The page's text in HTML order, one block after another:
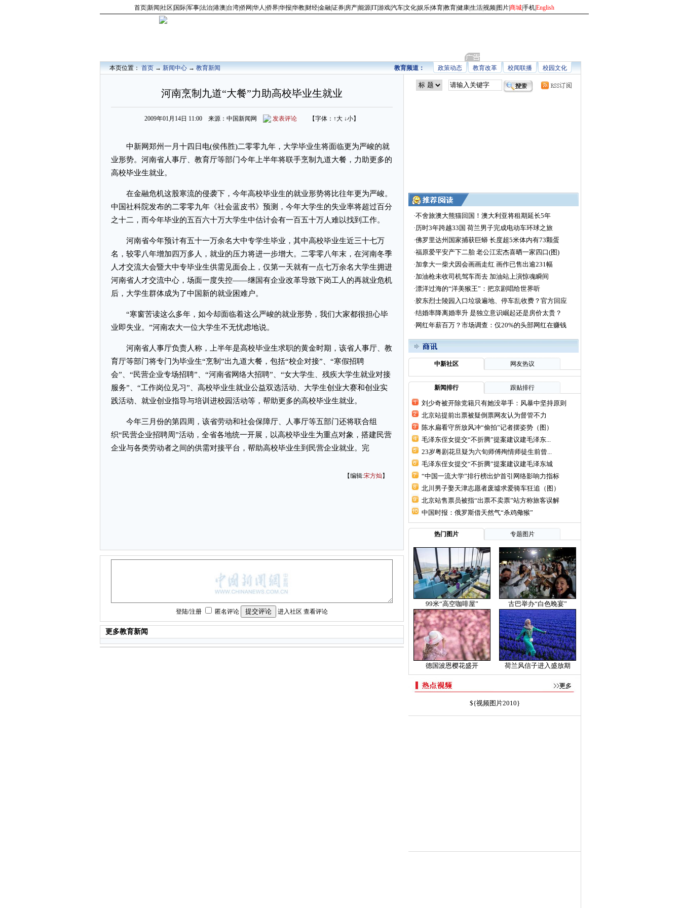
首页新闻 社区 国际军事法治港澳 台湾侨网 华人 侨界华报 华教 财经金融证券 房产能源IT|游戏汽车文化娱乐体育教育健康生活视频 图片商城手机English
本页位置：首页→新闻中心→教育新闻 校园文化
校闻联播
教育改革
政策动态
教育频道：
河南烹制九道“大餐”力助高校毕业生就业
2009年01月14日 11:00 来源：中国新闻网 发表评论 【字体： ↑大 ↓小】
中新网郑州一月十四日电(侯伟胜)二零零九年，大学毕业生将面临更为严峻的就
业形势。河南省人事厅、教育厅等部门今年上半年将联手烹制九道大餐，力助更多的
高校毕业生就业。
在金融危机这股寒流的侵袭下，今年高校毕业生的就业形势将比往年更为严峻。
中国社科院发布的二零零九年《社会蓝皮书》预测，今年大学生的失业率将超过百分
之十二，而今年毕业的五百六十万大学生中估计会有一百五十万人难以找到工作。
河南省今年预计有五十一万余名大中专学生毕业，其中高校毕业生近三十七万
名，较零八年增加四万多人，就业的压力将进一步增大。二零零八年末，在河南冬季
人才交流大会暨大中专毕业生供需见面会上，仅第一天就有一点七万余名大学生拥进
河南省人才交流中心，场面一度失控——继国有企业改革导致下岗工人的再就业危机
后，大学生群体成为了中国新的就业困难户。
“寒窗苦读这么多年，如今却面临着这么严峻的就业形势，我们大家都很担心毕
业即失业。”河南农大一位大学生不无忧虑地说。
河南省人事厅负责人称，上半年是高校毕业生求职的黄金时期，该省人事厅、教
育厅等部门将专门为毕业生“烹制”出九道大餐，包括“校企对接”、“寒假招聘
会”、“民营企业专场招聘”、“河南省网络大招聘”、“女大学生、残疾大学生就业对接
服务”、“工作岗位见习”、高校毕业生就业公益双选活动、大学生创业大赛和创业实
践活动、就业创业指导与培训进校园活动等，帮助更多的高校毕业生就业。
今年三月份的第四周，该省劳动和社会保障厅、人事厅等五部门还将联合组
织“民营企业招聘周”活动，全省各地统一开展，以高校毕业生为重点对象，搭建民营
企业与各类劳动者之间的供需对接平台，帮助高校毕业生到民营企业就业。完
【编辑:宋方灿 】
登陆/注册 匿名评论 进入社区 查看评论
更多教育新闻
·不舍旅澳大熊猫回国！澳大利亚将租期延长5年
·历时3年跨越33国 荷兰男子完成电动车环球之旅
·佛罗里达州国家捕获巨蟒 长度超5米体内有73颗蛋
·福原爱平安产下二胎 老公江宏杰喜晒一家四口(图)
·加拿大一柴犬因会画画走红 画作已售出逾231幅
·加油枪未收司机驾车而去 加油站上演惊魂瞬间
·漂洋过海的“洋美猴王”：把京剧唱给世界听
·胶东烈士陵园入口垃圾遍地、停车乱收费？官方回应
·结婚率降离婚率升 是独立意识崛起还是房价太贵？
· 网红年薪百万？市场调查：仅20%的头部网红在赚钱
中新社区 网友热议
新闻排行 跟贴排行
刘少奇被开除党籍只有她没举手：风暴中坚持原则
北京站提前出票被疑倒票网友认为督管不力
陈水扁看守所放风冲“偷拍”记者摆姿势（图）
毛泽东侄女提交“不折腾”提案建议建毛泽东...
23岁粤剧花旦疑为六旬师傅殉情师徒生前曾...
毛泽东侄女提交“不折腾”提案建议建毛泽东城
“中国一流大学”排行榜出炉首引网络影响力指标
北川男子娶天津志愿者废墟求爱骑车狂追（图）
北京站售票员被指“出票不卖票”站方称旅客误解
中国时报：俄罗斯借天然气“杀鸡儆猴”
热门图片 专题图片
99米“高空咖啡屋” 古巴举办“白色晚宴”
德国波恩樱花盛开 荷兰风信子进入盛放期
${视频图片2010}